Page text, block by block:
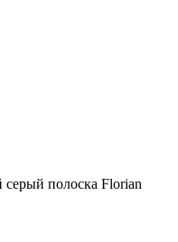
полоска Florian